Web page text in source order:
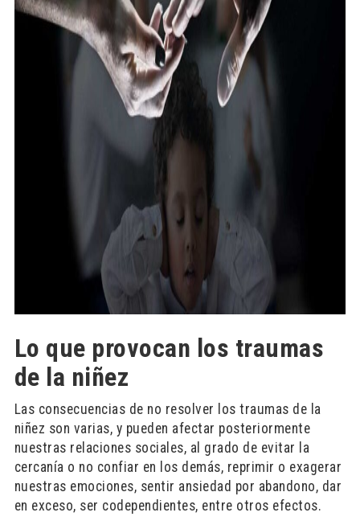
Lo que provocan los traumas
de la niñez
Las consecuencias de no resolver los traumas de la
niñez son varias, y pueden afectar posteriormente
nuestras relaciones sociales, al grado de evitar la
cercanía o no confiar en los demás, reprimir o exagerar
nuestras emociones, sentir ansiedad por abandono, dar
en exceso, ser codependientes, entre otros efectos.